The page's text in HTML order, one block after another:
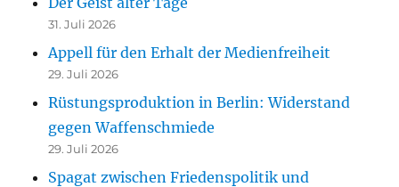
31. Juli 2026
Appell für den Erhalt der Medienfreiheit
29. Juli 2026
Rüstungsproduktion in Berlin: Widerstand
gegen Waffenschmiede
29. Juli 2026
Spagat zwischen Friedenspolitik und